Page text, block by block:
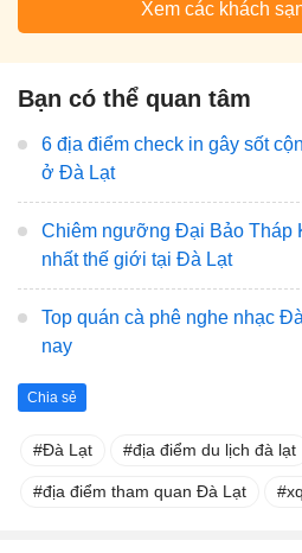
Xem các khách
Bạn có thể quan tâm
6 địa điểm check in gây sốt
ở Đà Lạt
Chiêm ngưỡng Đại Bảo Tháp
nhất thế giới tại Đà Lạt
Top quán cà phê nghe nhạc
nay
Chia sẻ
Đà Lạt địa điểm du lịch đà lạt
địa điểm tham quan Đà Lạt